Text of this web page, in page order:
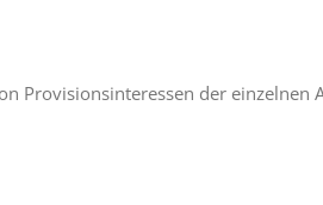
Provisionsinteressen der einzelnen